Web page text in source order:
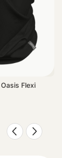
idag
Flexi